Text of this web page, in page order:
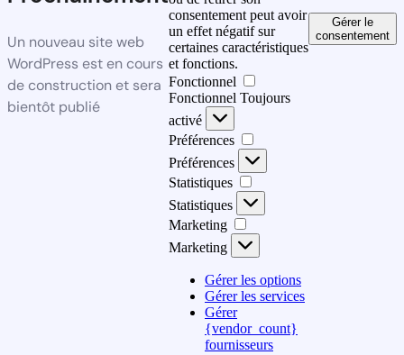
Un nouveau site web
WordPress est en cours
de construction et sera
bientôt publié
consentement peut avoir
un effet négatif sur
certaines caractéristiques
et fonctions.
Fonctionnel
Fonctionnel Toujours
activé
Préférences
Préférences
Statistiques
Statistiques
Marketing
Marketing
Gérer les options
Gérer les services
Gérer
{vendor_count}
fournisseurs
Gérer le
consentement